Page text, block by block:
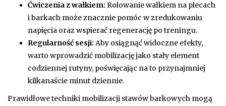
Ćwiczenia z wałkiem: Rolowanie wałkiem na plecach
i barkach może znacznie pomóc w zredukowaniu
napięcia oraz wspierać regenerację po treningu.
Regularność sesji: Aby osiągnąć widoczne efekty,
warto wprowadzić mobilizację jako stały element
codziennej rutyny, poświęcając na to przynajmniej
kilkanaście minut dziennie.
Prawidłowe techniki mobilizacji stawów barkowych mogą